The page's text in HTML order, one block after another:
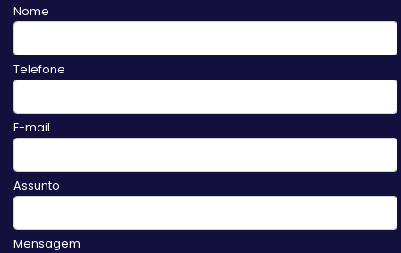
Nome
Telefone
E-mail
Assunto
Mensagem